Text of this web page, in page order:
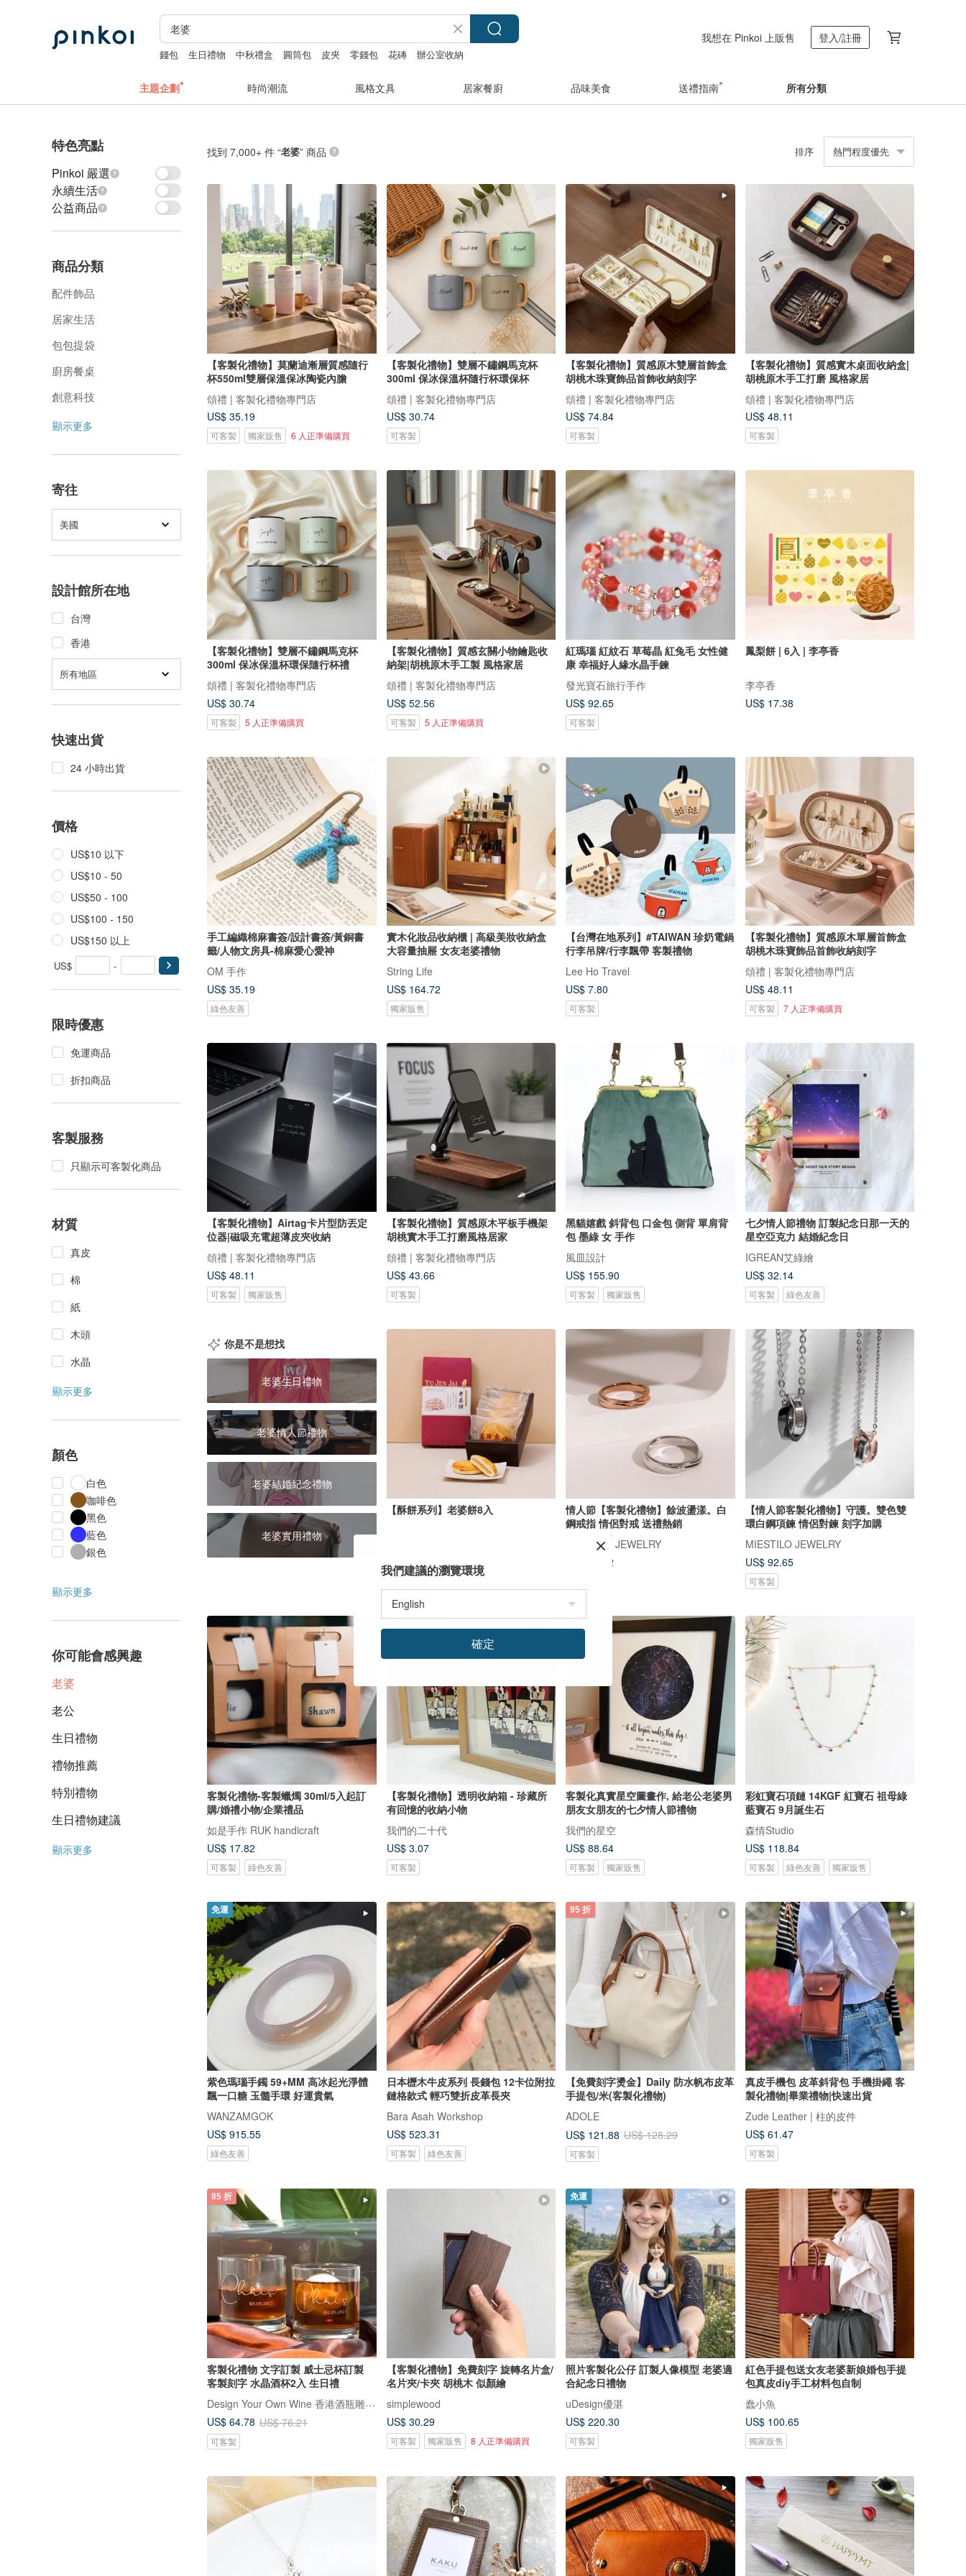
錢包 生日禮物 中秋禮盒 圓筒包 皮夾 零錢包 花磚 辦公室收納
我想在 Pinkoi 上販售 登入/註冊
主題企劃 時尚潮流 風格文具 居家餐廚 品味美食 送禮指南 所有分類
特色亮點
Pinkoi 嚴選
永續生活
公益商品
商品分類
配件飾品
居家生活
包包提袋
廚房餐桌
創意科技
顯示更多
寄往
美國
設計館所在地
台灣
香港
所有地區
快速出貨
24 小時出貨
價格
US$10 以下
US$10 - 50
US$50 - 100
US$100 - 150
US$150 以上
US$ -
限時優惠
免運商品
折扣商品
客製服務
只顯示可客製化商品
材質
真皮
棉
紙
木頭
水晶
顯示更多
顏色
白色
咖啡色
黑色
藍色
銀色
顯示更多
你可能會感興趣
老婆
老公
生日禮物
禮物推薦
特別禮物
生日禮物建議
顯示更多
找到 7,000+ 件 “老婆” 商品 排序 熱門程度優先
【客製化禮物】莫蘭迪漸層質感隨行
杯550ml雙層保溫保冰陶瓷內膽
頌禮 | 客製化禮物專門店
US$ 35.19
可客製 獨家販售 6 人正準備購買
【客製化禮物】雙層不鏽鋼馬克杯
300ml 保冰保溫杯隨行杯環保杯
頌禮 | 客製化禮物專門店
US$ 30.74
可客製
【客製化禮物】質感原木雙層首飾盒
胡桃木珠寶飾品首飾收納刻字
頌禮 | 客製化禮物專門店
US$ 74.84
可客製
【客製化禮物】質感實木桌面收納盒|
胡桃原木手工打磨 風格家居
頌禮 | 客製化禮物專門店
US$ 48.11
可客製
【客製化禮物】雙層不鏽鋼馬克杯
300ml 保冰保溫杯環保隨行杯禮
頌禮 | 客製化禮物專門店
US$ 30.74
可客製 5 人正準備購買
【客製化禮物】質感玄關小物鑰匙收
納架|胡桃原木手工製 風格家居
頌禮 | 客製化禮物專門店
US$ 52.56
可客製 5 人正準備購買
紅瑪瑙 紅紋石 草莓晶 紅兔毛 女性健
康 幸福好人緣水晶手鍊
發光寶石旅行手作
US$ 92.65
可客製
鳳梨餅 | 6入 | 李亭香
李亭香
US$ 17.38
手工編織棉麻書簽/設計書簽/黃銅書
籤/人物文房具-棉麻愛心愛神
OM 手作
US$ 35.19
綠色友善
實木化妝品收納櫃 | 高級美妝收納盒
大容量抽屜 女友老婆禮物
String Life
US$ 164.72
獨家販售
【台灣在地系列】#TAIWAN 珍奶電鍋
行李吊牌/行李飄帶 客製禮物
Lee Ho Travel
US$ 7.80
可客製
【客製化禮物】質感原木單層首飾盒
胡桃木珠寶飾品首飾收納刻字
頌禮 | 客製化禮物專門店
US$ 48.11
可客製 7 人正準備購買
【客製化禮物】Airtag卡片型防丟定
位器|磁吸充電超薄皮夾收納
頌禮 | 客製化禮物專門店
US$ 48.11
可客製 獨家販售
【客製化禮物】質感原木平板手機架
胡桃實木手工打磨風格居家
頌禮 | 客製化禮物專門店
US$ 43.66
可客製
黑貓嬉戲 斜背包 口金包 側背 單肩背
包 墨綠 女 手作
風皿設計
US$ 155.90
可客製 獨家販售
七夕情人節禮物 訂製紀念日那一天的
星空亞克力 結婚紀念日
IGREAN艾綠繪
US$ 32.14
可客製 綠色友善
你是不是想找
老婆生日禮物
老婆情人節禮物
老婆結婚紀念禮物
老婆實用禮物
【酥餅系列】老婆餅8入
US$ 17.82
情人節【客製化禮物】餘波盪漾。白
鋼戒指 情侶對戒 送禮熱銷
MIESTILO JEWELRY
US$ 57.02
【情人節客製化禮物】守護。雙色雙
環白鋼項鍊 情侶對鍊 刻字加購
MIESTILO JEWELRY
US$ 92.65
可客製
客製化禮物-客製蠟燭 30ml/5入起訂
購/婚禮小物/企業禮品
如是手作 RUK handicraft
US$ 17.82
可客製 綠色友善
【客製化禮物】透明收納箱 - 珍藏所
有回憶的收納小物
我們的二十代
US$ 3.07
可客製
客製化真實星空圖畫作, 給老公老婆男
朋友女朋友的七夕情人節禮物
我們的星空
US$ 88.64
可客製 獨家販售
彩虹寶石項鏈 14KGF 紅寶石 祖母綠
藍寶石 9月誕生石
森情Studio
US$ 118.84
可客製 綠色友善 獨家販售
免運
紫色瑪瑙手鐲 59+MM 高冰起光淨體
飄一口糖 玉髓手環 好運貴氣
WANZAMGOK
US$ 915.55
綠色友善
日本櫪木牛皮系列 長錢包 12卡位附拉
鏈格款式 輕巧雙折皮革長夾
Bara Asah Workshop
US$ 523.31
可客製 綠色友善
95 折
【免費刻字燙金】Daily 防水帆布皮革
手提包/米(客製化禮物)
ADOLE
US$ 121.88 US$ 128.29
可客製
真皮手機包 皮革斜背包 手機掛繩 客
製化禮物|畢業禮物|快速出貨
Zude Leather | 柱的皮件
US$ 61.47
可客製
85 折
客製化禮物 文字訂製 威士忌杯訂製
客製刻字 水晶酒杯2入 生日禮
Design Your Own Wine 香港酒瓶雕刻禮品專門店
US$ 64.78 US$ 76.21
可客製
【客製化禮物】免費刻字 旋轉名片盒/
名片夾/卡夾 胡桃木 似顏繪
simplewood
US$ 30.29
可客製 獨家販售 8 人正準備購買
免運
照片客製化公仔 訂製人像模型 老婆適
合紀念日禮物
uDesign優湛
US$ 220.30
可客製
紅色手提包送女友老婆新娘婚包手提
包真皮diy手工材料包自制
蠢小魚
US$ 100.65
獨家販售
我們建議的瀏覽環境
確定